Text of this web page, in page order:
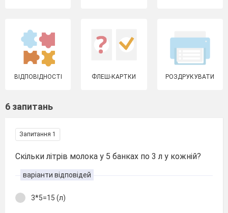
ВІДПОВІДНОСТІ ФЛЕШ-КАРТКИ РОЗДРУКУВАТИ
6 запитань
Запитання 1
Скільки літрів молока у 5 банках по 3 л у кожній?
варіанти відповідей
3*5=15 (л)